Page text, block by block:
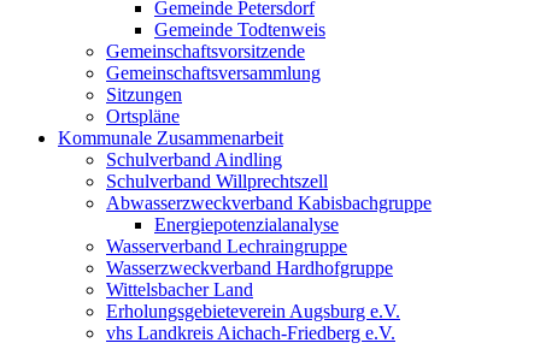
Gemeinde Petersdorf
Gemeinde Todtenweis
Gemeinschaftsvorsitzende
Gemeinschaftsversammlung
Sitzungen
Ortspläne
Kommunale Zusammenarbeit
Schulverband Aindling
Schulverband Willprechtszell
Abwasserzweckverband Kabisbachgruppe
Energiepotenzialanalyse
Wasserverband Lechraingruppe
Wasserzweckverband Hardhofgruppe
Wittelsbacher Land
Erholungsgebieteverein Augsburg e.V.
vhs Landkreis Aichach-Friedberg e.V.